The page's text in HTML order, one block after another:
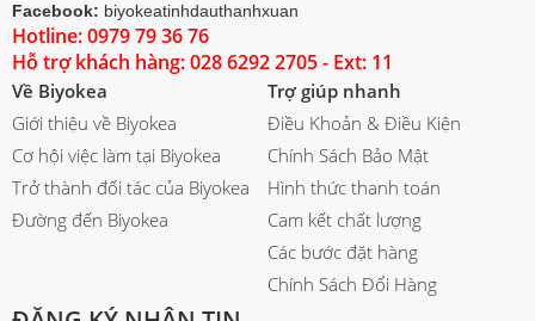
Facebook: biyokeatinhdauthanhxuan
Hotline: 0979 79 36 76
Hỗ trợ khách hàng: 028 6292 2705 - Ext: 11
Về Biyokea
Giới thiệu về Biyokea
Cơ hội việc làm tại Biyokea
Trở thành đối tác của Biyokea
Đường đến Biyokea
Trợ giúp nhanh
Điều Khoản & Điều Kiện
Chính Sách Bảo Mật
Hình thức thanh toán
Cam kết chất lượng
Các bước đặt hàng
Chính Sách Đổi Hàng